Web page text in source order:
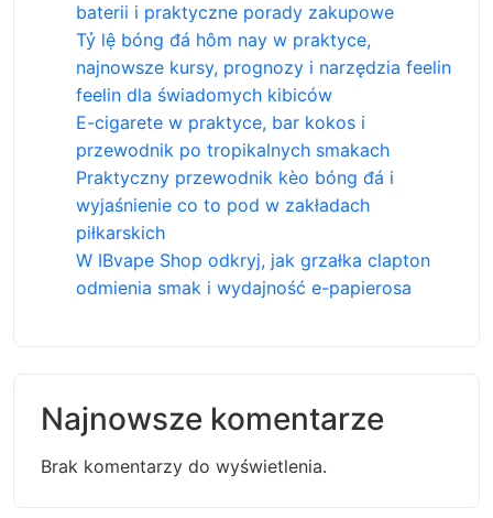
baterii i praktyczne porady zakupowe
Tỷ lệ bóng đá hôm nay w praktyce,
najnowsze kursy, prognozy i narzędzia feelin
feelin dla świadomych kibiców
E-cigarete w praktyce, bar kokos i
przewodnik po tropikalnych smakach
Praktyczny przewodnik kèo bóng đá i
wyjaśnienie co to pod w zakładach
piłkarskich
W IBvape Shop odkryj, jak grzałka clapton
odmienia smak i wydajność e-papierosa
Najnowsze komentarze
Brak komentarzy do wyświetlenia.